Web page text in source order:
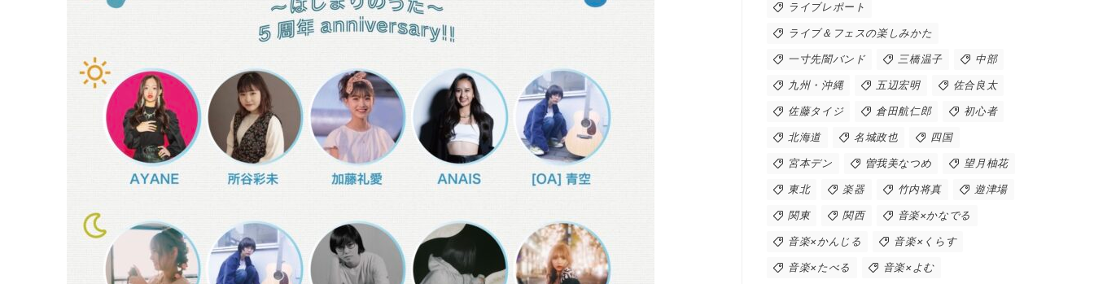
ライブレポート
ライブ＆フェスの楽しみかた
一寸先闇バンド 三橋温子 中部
九州・沖縄 五辺宏明 佐合良太
佐藤タイジ 倉田航仁郎 初心者
北海道 名城政也 四国
宮本デン 曽我美なつめ 望月柚花
東北 楽器 竹内将真 遊津場
関東 関西 音楽×かなでる
音楽×かんじる 音楽×くらす
音楽×たべる 音楽×よむ